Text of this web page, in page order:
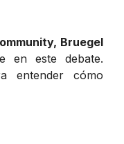
Bruegel
en este debate.
entender cómo